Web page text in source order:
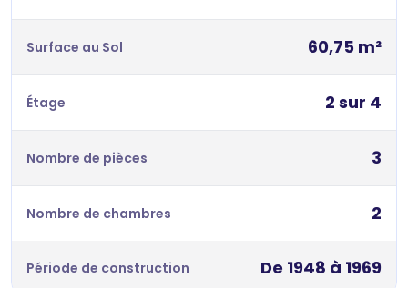
Surface au Sol 60,75 m²
Étage 2 sur 4
Nombre de pièces 3
Nombre de chambres 2
Période de construction De 1948 à 1969